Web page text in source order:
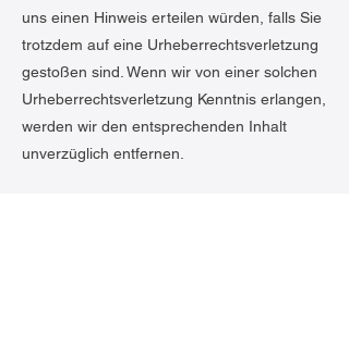
uns einen Hinweis erteilen würden, falls Sie
trotzdem auf eine Urheberrechtsverletzung
gestoßen sind. Wenn wir von einer solchen
Urheberrechtsverletzung Kenntnis erlangen,
werden wir den entsprechenden Inhalt
unverzüglich entfernen.